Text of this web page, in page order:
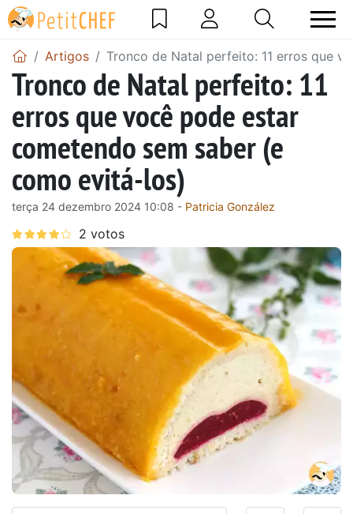
Artigos Tronco de Natal perfeito: 11 erros que
Tronco de Natal perfeito: 11
erros que você pode estar
cometendo sem saber (e
como evitá-los)
terça 24 dezembro 2024 10:08 - Patricia González